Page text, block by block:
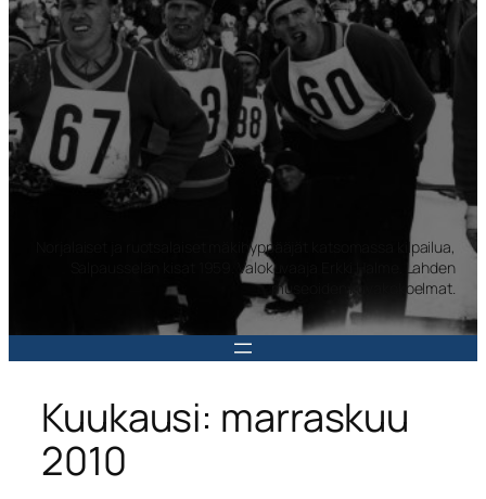
Norjalaiset ja ruotsalaiset mäkihyppääjät katsomassa kilpailua,
Salpausselän kisat 1959. Valokuvaaja Erkki Halme. Lahden
museoiden kuvakokoelmat.
Kuukausi: marraskuu
2010